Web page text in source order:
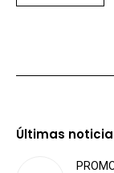
Últimas